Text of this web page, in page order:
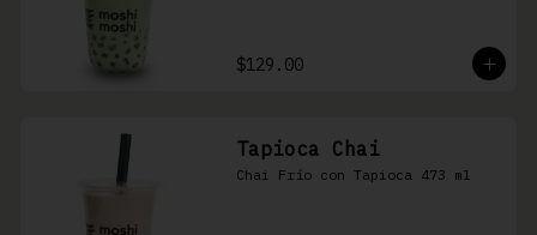
$129.00
Tapioca Chai
Chai Frío con Tapioca 473 ml